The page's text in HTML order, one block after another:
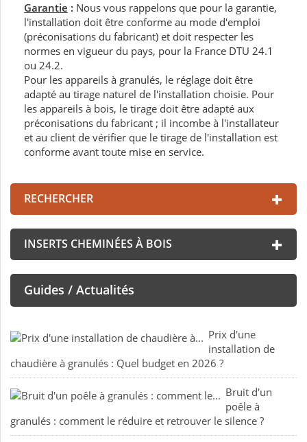
Garantie : Nous vous rappelons que pour la garantie,
l'installation doit être conforme au mode d'emploi
(préconisations du fabricant) et doit respecter les
normes en vigueur du pays, pour la France DTU 24.1
ou 24.2.
Pour les appareils à granulés, le réglage doit être
adapté au tirage naturel de l'installation choisie. Pour
les appareils à bois, le tirage doit être adapté aux
préconisations du fabricant ; il incombe à l'installateur
et au client de vérifier que le tirage de l'installation est
conforme avant toute mise en service.
RECHERCHER
INSERTS CHEMINÉES À BOIS
Guides / Actualités
Prix d'une
installation de
chaudière à granulés : Quel budget en 2026 ?
Bruit d'un
poêle à
granulés : comment le réduire et retrouver le silence ?